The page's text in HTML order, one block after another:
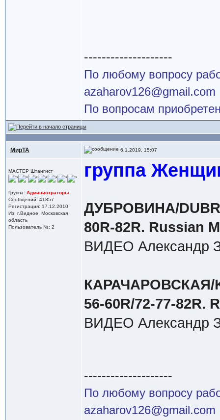
--------------------
По любому вопросу
azaharov126@gmail.com
По вопросам
МирТА 6.1.2019, 15:07
МАСТЕР Штангист
Группа: Администраторы
Сообщений: 41857
Регистрация: 17.12.2010
Из: г.Видное, Московская
область
Пользователь №: 2
группа
ДУБРОВИНА/
80R-82R. Russian
ВИДЕО Александр
КАРАЧАРОВСКАЯ/
56-60R/72-77-82R.
ВИДЕО Александр
--------------------
По любому вопросу
azaharov126@gmail.com